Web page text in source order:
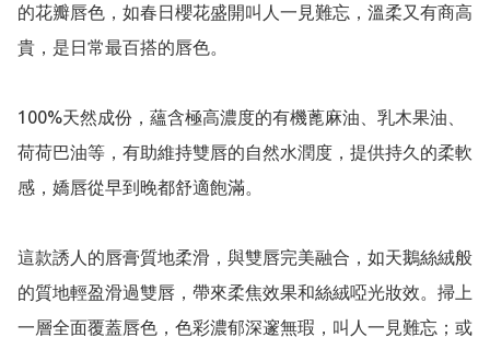
的花瓣唇色，如春日櫻花盛開叫人一見難忘，溫柔又有商高
貴，是日常最百搭的唇色。
100%天然成份，蘊含極高濃度的有機蓖麻油、乳木果油、
荷荷巴油等，有助維持雙唇的自然水潤度，提供持久的柔軟
感，嬌唇從早到晚都舒適飽滿。
這款誘人的唇膏質地柔滑，與雙唇完美融合，如天鵝絲絨般
的質地輕盈滑過雙唇，帶來柔焦效果和絲絨啞光妝效。掃上
一層全面覆蓋唇色，色彩濃郁深邃無瑕，叫人一見難忘；或